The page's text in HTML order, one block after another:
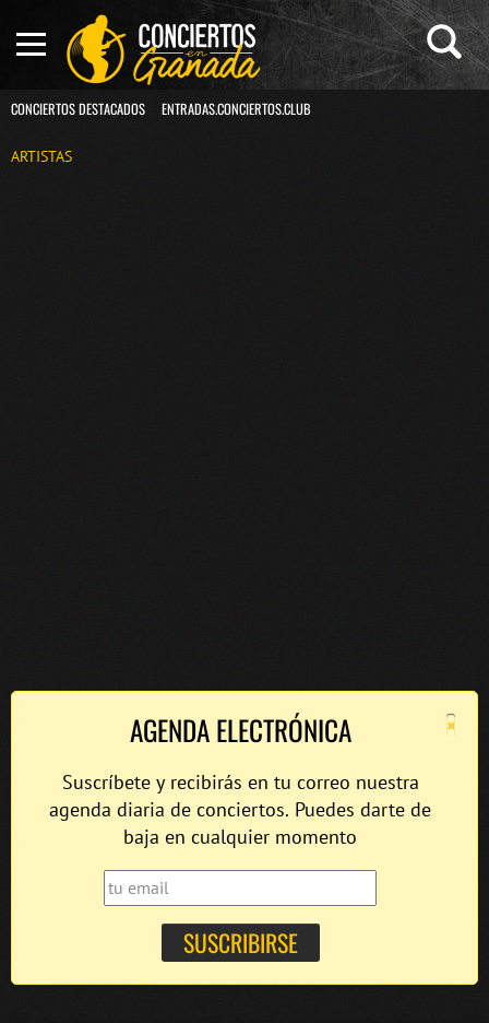
CONCIERTOS DESTACADOS ENTRADAS.CONCIERTOS.CLUB
ARTISTAS
×
AGENDA ELECTRÓNICA
Suscríbete y recibirás en tu correo nuestra
agenda diaria de conciertos. Puedes darte de
baja en cualquier momento